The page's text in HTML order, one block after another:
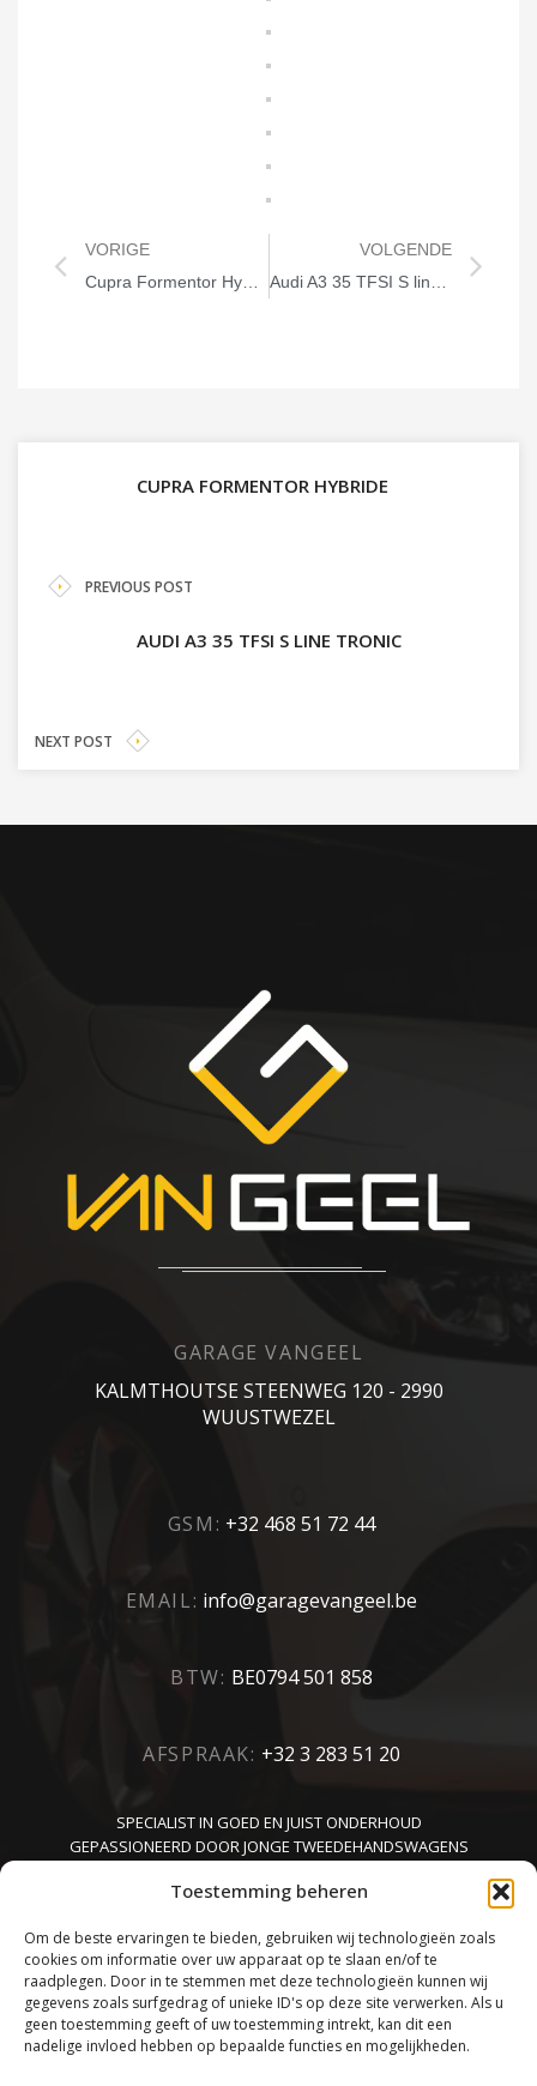
Toestemming beheren
Om de beste ervaringen te bieden, gebruiken wij technologieën zoals
cookies om informatie over uw apparaat op te slaan en/of te
raadplegen. Door in te stemmen met deze technologieën kunnen wij
gegevens zoals surfgedrag of unieke ID's op deze site verwerken. Als u
geen toestemming geeft of uw toestemming intrekt, kan dit een
nadelige invloed hebben op bepaalde functies en mogelijkheden.
VORIGE
VOLGENDE
CUPRA FORMENTOR HYBRIDE
PREVIOUS POST
AUDI A3 35 TFSI S LINE TRONIC
NEXT POST
GARAGE VANGEEL
KALMTHOUTSE STEENWEG 120 - 2990
WUUSTWEZEL
GSM: +32 468 51 72 44
EMAIL: info@garagevangeel.be
BTW: BE0794 501 858
AFSPRAAK: +32 3 283 51 20
SPECIALIST IN GOED EN JUIST ONDERHOUD
GEPASSIONEERD DOOR JONGE TWEEDEHANDSWAGENS